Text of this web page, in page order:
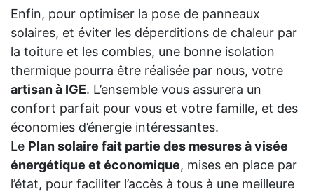
Enfin, pour optimiser la pose de panneaux
solaires, et éviter les déperditions de chaleur par
la toiture et les combles, une bonne isolation
thermique pourra être réalisée par nous, votre
artisan à IGE. L’ensemble vous assurera un
confort parfait pour vous et votre famille, et des
économies d’énergie intéressantes.
Le Plan solaire fait partie des mesures à visée
énergétique et économique, mises en place par
l’état, pour faciliter l’accès à tous à une meilleure